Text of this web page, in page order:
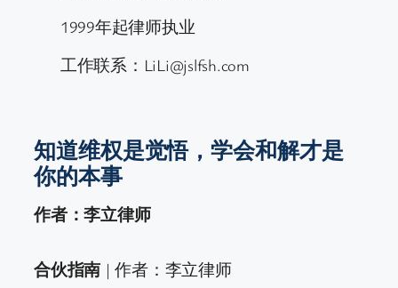
1999年起律师执业
工作联系：LiLi@jslfsh.com
知道维权是觉悟，学会和解才是
你的本事
作者：李立律师
合伙指南 | 作者：李立律师